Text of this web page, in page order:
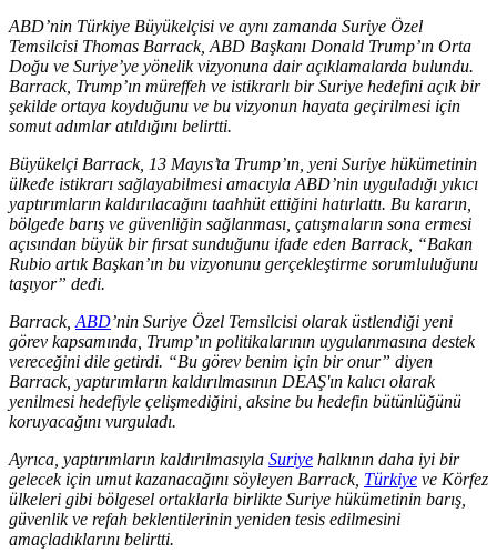
ABD’nin Türkiye Büyükelçisi ve aynı zamanda Suriye Özel
Temsilcisi Thomas Barrack, ABD Başkanı Donald Trump’ın Orta
Doğu ve Suriye’ye yönelik vizyonuna dair açıklamalarda bulundu.
Barrack, Trump’ın müreffeh ve istikrarlı bir Suriye hedefini açık bir
şekilde ortaya koyduğunu ve bu vizyonun hayata geçirilmesi için
somut adımlar atıldığını belirtti.
Büyükelçi Barrack, 13 Mayıs’ta Trump’ın, yeni Suriye hükümetinin
ülkede istikrarı sağlayabilmesi amacıyla ABD’nin uyguladığı yıkıcı
yaptırımların kaldırılacağını taahhüt ettiğini hatırlattı. Bu kararın,
bölgede barış ve güvenliğin sağlanması, çatışmaların sona ermesi
açısından büyük bir fırsat sunduğunu ifade eden Barrack, “Bakan
Rubio artık Başkan’ın bu vizyonunu gerçekleştirme sorumluluğunu
taşıyor” dedi.
Barrack, ABD’nin Suriye Özel Temsilcisi olarak üstlendiği yeni
görev kapsamında, Trump’ın politikalarının uygulanmasına destek
vereceğini dile getirdi. “Bu görev benim için bir onur” diyen
Barrack, yaptırımların kaldırılmasının DEAŞ'ın kalıcı olarak
yenilmesi hedefiyle çelişmediğini, aksine bu hedefin bütünlüğünü
koruyacağını vurguladı.
Ayrıca, yaptırımların kaldırılmasıyla Suriye halkının daha iyi bir
gelecek için umut kazanacağını söyleyen Barrack, Türkiye ve Körfez
ülkeleri gibi bölgesel ortaklarla birlikte Suriye hükümetinin barış,
güvenlik ve refah beklentilerinin yeniden tesis edilmesini
amaçladıklarını belirtti.